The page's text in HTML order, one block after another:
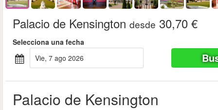
Palacio de Kensington desde 30,70 €
Selecciona una fecha
vie, 7 ago 2026
Palacio de Kensington